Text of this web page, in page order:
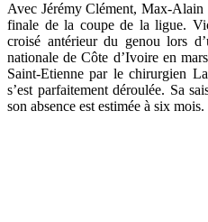
Avec Jérémy Clément, Max-Alain
finale de la coupe de la ligue.
croisé antérieur du genou lors
nationale de Côte d’Ivoire en mars
Saint-Etienne par le chirurgien
s’est parfaitement déroulée. Sa
son absence est estimée à six mois.